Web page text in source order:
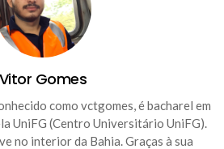
Vitor Gomes
como vctgomes, é bacharel em
UniFG (Centro Universitário UniFG).
no interior da Bahia. Graças à sua